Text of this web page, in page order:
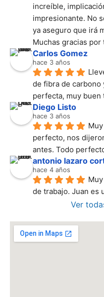
increíble,
impresionante. No
ya aseguro que irá
Muchas gracias por
Carlos Gomez
hace 3 años
de fibra de carbono
perfecta, muy buen
Diego Listo
hace 3 años
perfecto, nos
antes. Todo
antonio lazaro
hace 4 años
de trabajo. Juan es
Ver